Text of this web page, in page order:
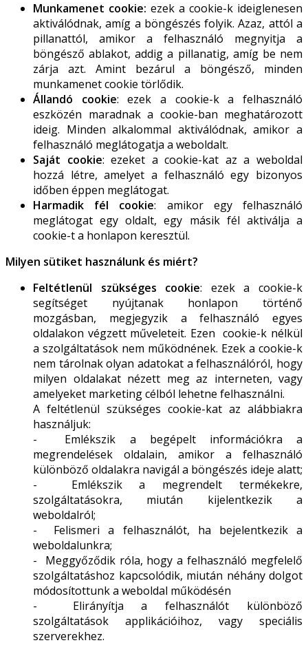
Munkamenet cookie: ezek a cookie-k ideiglenesen
aktiválódnak, amíg a böngészés folyik. Azaz, attól a
pillanattól, amikor a felhasználó megnyitja a
böngésző ablakot, addig a pillanatig, amíg be nem
zárja azt. Amint bezárul a böngésző, minden
munkamenet cookie törlődik.
Állandó cookie: ezek a cookie-k a felhasználó
eszközén maradnak a cookie-ban meghatározott
ideig. Minden alkalommal aktiválódnak, amikor a
felhasználó meglátogatja a weboldalt.
Saját cookie: ezeket a cookie-kat az a weboldal
hozzá létre, amelyet a felhasználó egy bizonyos
időben éppen meglátogat.
Harmadik fél cookie: amikor egy felhasználó
meglátogat egy oldalt, egy másik fél aktiválja a
cookie-t a honlapon keresztül.
Milyen sütiket használunk és miért?
Feltétlenül szükséges cookie: ezek a cookie-k
segítséget nyújtanak honlapon történő
mozgásban, megjegyzik a felhasználó egyes
oldalakon végzett műveleteit. Ezen cookie-k nélkül
a szolgáltatások nem működnének. Ezek a cookie-k
nem tárolnak olyan adatokat a felhasználóról, hogy
milyen oldalakat nézett meg az interneten, vagy
amelyeket marketing célból lehetne felhasználni.
A feltétlenül szükséges cookie-kat az alábbiakra
használjuk:
- Emlékszik a begépelt információkra a
megrendelések oldalain, amikor a felhasználó
különböző oldalakra navigál a böngészés ideje alatt;
- Emlékszik a megrendelt termékekre,
szolgáltatásokra, miután kijelentkezik a
weboldalról;
- Felismeri a felhasználót, ha bejelentkezik a
weboldalunkra;
- Meggyőződik róla, hogy a felhasználó megfelelő
szolgáltatáshoz kapcsolódik, miután néhány dolgot
módosítottunk a weboldal működésén
- Elirányítja a felhasználót különböző
szolgáltatások applikációihoz, vagy speciális
szerverekhez.